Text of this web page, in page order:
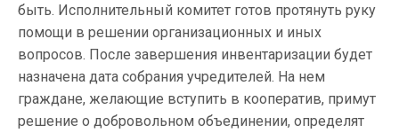
быть. Исполнительный комитет готов протянуть руку
помощи в решении организационных и иных
вопросов. После завершения инвентаризации будет
назначена дата собрания учредителей. На нем
граждане, желающие вступить в кооператив, примут
решение о добровольном объединении, определят